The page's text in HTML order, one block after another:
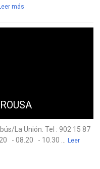
más
La Unión. Tel : 902 15 87
- 08.20 - 10.30 ...
Leer